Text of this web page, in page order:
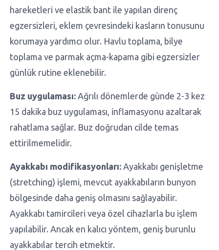
hareketleri ve elastik bant ile yapılan direnç
egzersizleri, eklem çevresindeki kasların tonusunu
korumaya yardımcı olur. Havlu toplama, bilye
toplama ve parmak açma-kapama gibi egzersizler
günlük rutine eklenebilir.
Buz uygulaması: Ağrılı dönemlerde günde 2-3 kez
15 dakika buz uygulaması, inflamasyonu azaltarak
rahatlama sağlar. Buz doğrudan cilde temas
ettirilmemelidir.
Ayakkabı modifikasyonları: Ayakkabı genişletme
(stretching) işlemi, mevcut ayakkabıların bunyon
bölgesinde daha geniş olmasını sağlayabilir.
Ayakkabı tamircileri veya özel cihazlarla bu işlem
yapılabilir. Ancak en kalıcı yöntem, geniş burunlu
ayakkabılar tercih etmektir.